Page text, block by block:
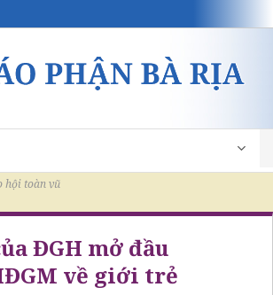
hội toàn vũ
ĐGH mở đầu
về giới trẻ